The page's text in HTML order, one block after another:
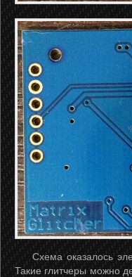
Схема оказалось
Такие глитчеры можно